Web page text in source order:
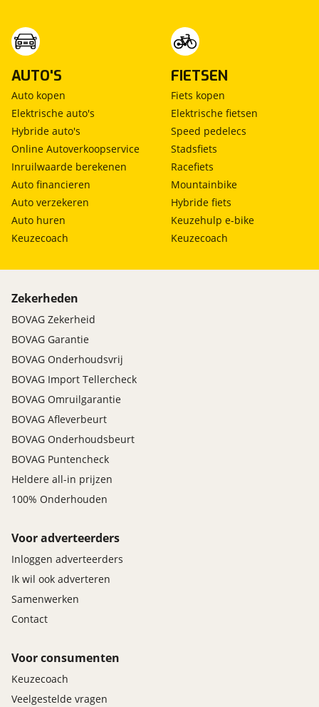
AUTO'S
Auto kopen
Elektrische auto's
Hybride auto's
Online Autoverkoopservice
Inruilwaarde berekenen
Auto financieren
Auto verzekeren
Auto huren
Keuzecoach
FIETSEN
Fiets kopen
Elektrische fietsen
Speed pedelecs
Stadsfiets
Racefiets
Mountainbike
Hybride fiets
Keuzehulp e-bike
Keuzecoach
Zekerheden
BOVAG Zekerheid
BOVAG Garantie
BOVAG Onderhoudsvrij
BOVAG Import Tellercheck
BOVAG Omruilgarantie
BOVAG Afleverbeurt
BOVAG Onderhoudsbeurt
BOVAG Puntencheck
Heldere all-in prijzen
100% Onderhouden
Voor adverteerders
Inloggen adverteerders
Ik wil ook adverteren
Samenwerken
Contact
Voor consumenten
Keuzecoach
Veelgestelde vragen